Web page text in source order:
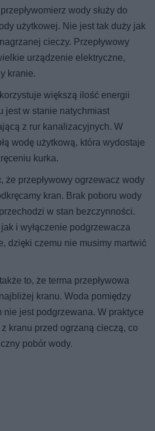
wody służy do
użytkowej. Nie jest tak duży jak
cieczy. Przepływowy
urządzenie elektryczne,
kranie.
większą ilość energii
jest w stanie natychmiast
z rur kanalizacyjnych. W
wodę użytkową, która wydostaje
kurka.
że przepływowy ogrzewacz wody
kran. Brak poboru wody
w stan bezczynności.
i wyłączenie podgrzewacza
dzięki czemu nie musimy martwić
to, że terma przepływowa
kranu. Woda pomiędzy
nie jest podgrzewana. W praktyce
kranu przed ogrzaną cieczą, co
pobór wody.